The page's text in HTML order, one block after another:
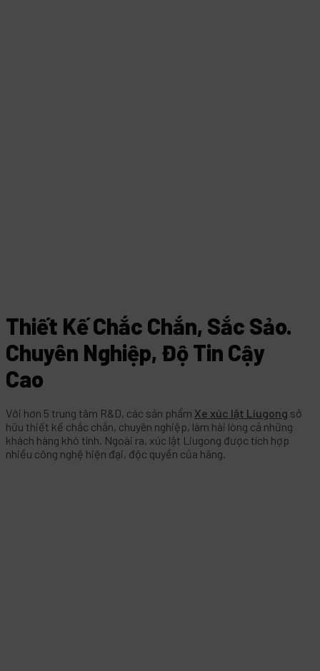
Thiết Kế Chắc Chắn, Sắc Sảo.
Chuyên Nghiệp, Độ Tin Cậy
Cao
Với hơn 5 trung tâm R&D, các sản phẩm Xe xúc lật Liugong sở
hữu thiết kế chắc chắn, chuyên nghiệp, làm hài lòng cả những
khách hàng khó tính. Ngoài ra, xúc lật Liugong được tích hợp
nhiều công nghệ hiện đại, độc quyền của hãng.